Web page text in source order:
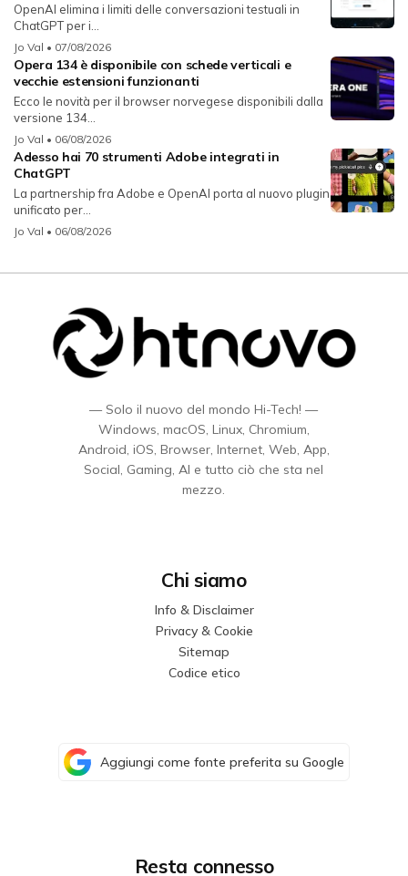
OpenAI elimina i limiti delle conversazioni testuali in
ChatGPT per i...
Jo Val • 07/08/2026
Opera 134 è disponibile con schede verticali e
vecchie estensioni funzionanti
Ecco le novità per il browser norvegese disponibili dalla
versione 134...
Jo Val • 06/08/2026
Adesso hai 70 strumenti Adobe integrati in
ChatGPT
La partnership fra Adobe e OpenAI porta al nuovo plugin
unificato per...
Jo Val • 06/08/2026
— Solo il nuovo del mondo Hi-Tech! —
Windows, macOS, Linux, Chromium,
Android, iOS, Browser, Internet, Web, App,
Social, Gaming, AI e tutto ciò che sta nel
mezzo.
Chi siamo
Info & Disclaimer
Privacy & Cookie
Sitemap
Codice etico
Aggiungi come fonte preferita su Google
Resta connesso